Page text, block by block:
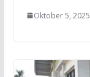
Oktober 5, 2025